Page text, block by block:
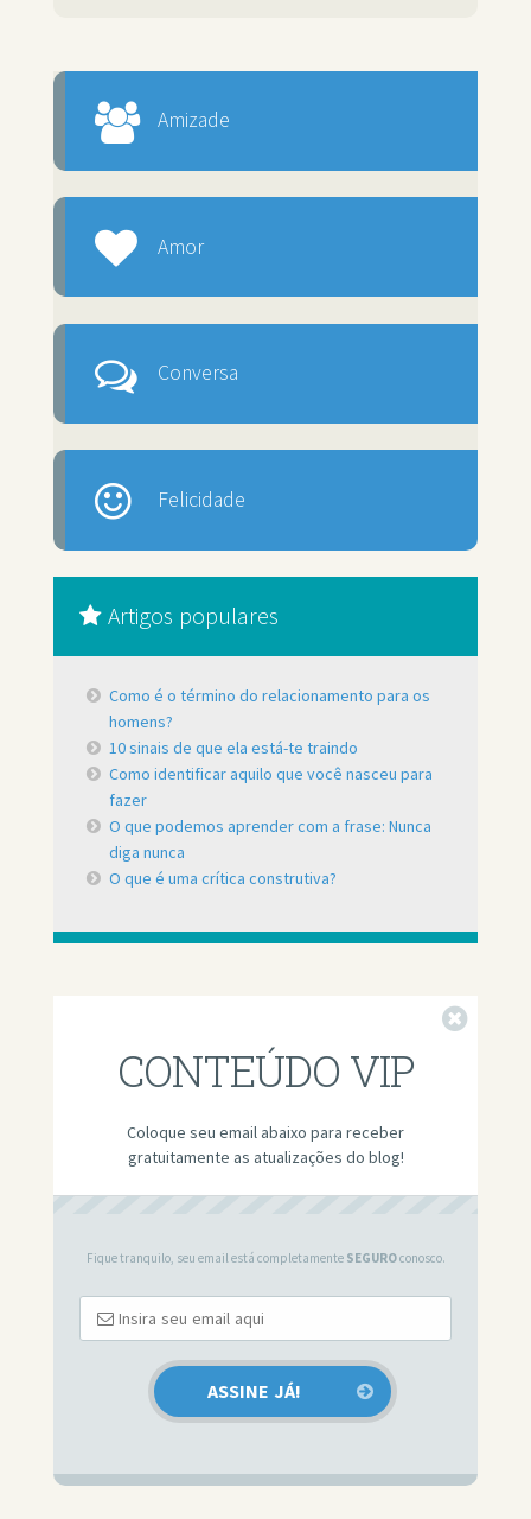
Amizade
Amor
Conversa
Felicidade
Artigos populares
Como é o término do relacionamento para os
homens?
10 sinais de que ela está-te traindo
Como identificar aquilo que você nasceu para
fazer
O que podemos aprender com a frase: Nunca
diga nunca
O que é uma crítica construtiva?
CONTEÚDO VIP
Coloque seu email abaixo para receber
gratuitamente as atualizações do blog!
Fique tranquilo, seu email está completamente SEGUROconosco.